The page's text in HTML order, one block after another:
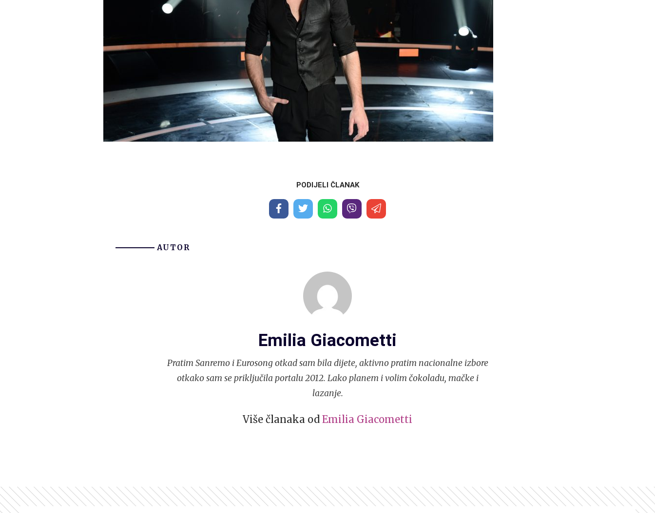
PODIJELI ČLANAK
AUTOR
Emilia Giacometti
Pratim Sanremo i Eurosong otkad sam bila dijete, aktivno pratim nacionalne izbore
otkako sam se priključila portalu 2012. Lako planem i volim čokoladu, mačke i
lazanje.
Više članaka od Emilia Giacometti